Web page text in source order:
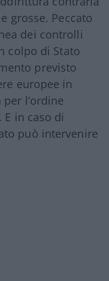
grosse. Peccato
dei controlli
colpo di Stato
previsto
europee in
l’ordine
in caso di
può intervenire